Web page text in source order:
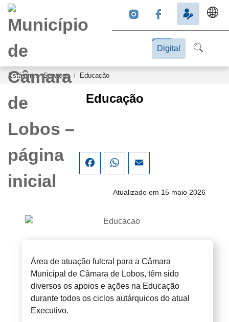
Digital
Está em...Serviços Educação
FacebookWhatsApp
Educação
Atualizado em 15 maio 2026
Área de atuação fulcral para a Câmara
Municipal de Câmara de Lobos, têm sido
diversos os apoios e ações na Educação
durante todos os ciclos autárquicos do atual
Executivo.